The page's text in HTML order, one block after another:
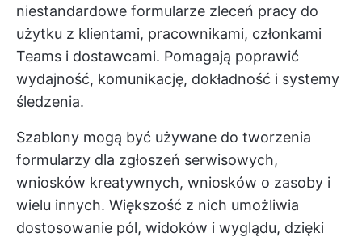
niestandardowe formularze zleceń pracy do
użytku z klientami, pracownikami, członkami
Teams i dostawcami. Pomagają poprawić
wydajność, komunikację, dokładność i systemy
śledzenia.
Szablony mogą być używane do tworzenia
formularzy dla zgłoszeń serwisowych,
wniosków kreatywnych, wniosków o zasoby i
wielu innych. Większość z nich umożliwia
dostosowanie pól, widoków i wyglądu, dzięki